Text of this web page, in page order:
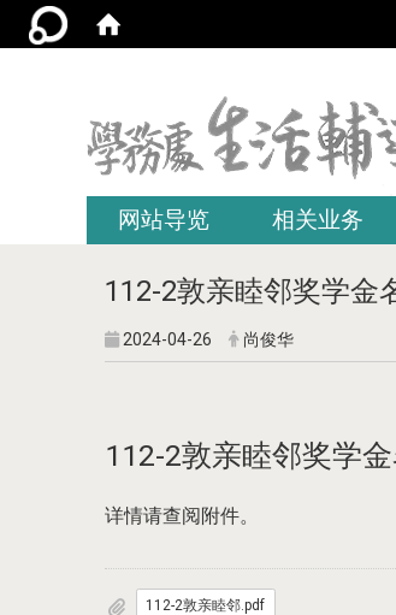
网站导览 相关业务
112-2敦亲睦邻奖学金
2024-04-26 尚俊华
112-2敦亲睦邻奖学
详情请查阅附件。
112-2敦亲睦邻.pdf